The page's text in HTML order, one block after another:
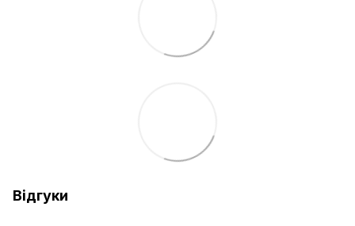
Відгуки